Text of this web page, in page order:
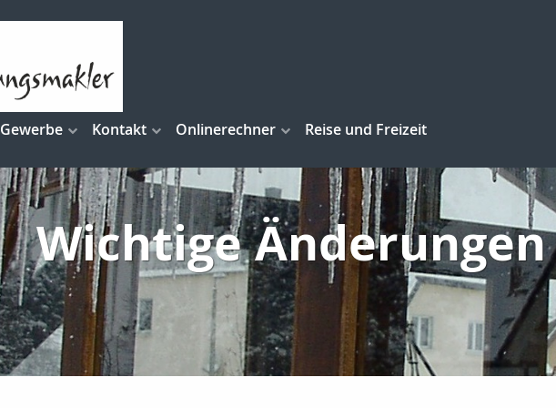
Gewerbe Kontakt Onlinerechner Reise und Freizeit
Wichtige Änderungen